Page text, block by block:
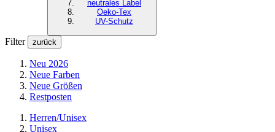
neutrales Label
Oeko-Tex
UV-Schutz
Filter zurück
Neu 2026
Neue Farben
Neue Größen
Restposten
Herren/Unisex
Unisex